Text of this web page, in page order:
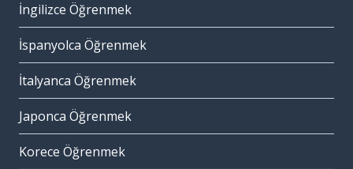
İngilizce Öğrenmek
İspanyolca Öğrenmek
İtalyanca Öğrenmek
Japonca Öğrenmek
Korece Öğrenmek